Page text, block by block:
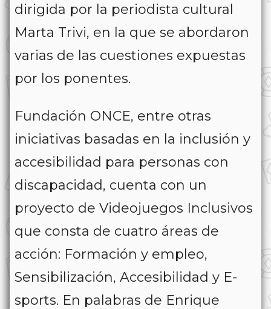
dirigida por la periodista cultural
Marta Trivi, en la que se abordaron
varias de las cuestiones expuestas
por los ponentes.
Fundación ONCE, entre otras
iniciativas basadas en la inclusión y
accesibilidad para personas con
discapacidad, cuenta con un
proyecto de Videojuegos Inclusivos
que consta de cuatro áreas de
acción: Formación y empleo,
Sensibilización, Accesibilidad y E-
sports. En palabras de Enrique